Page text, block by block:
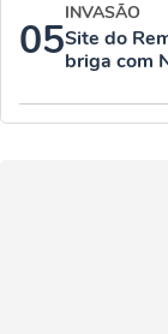
05
INVASÃO
Site do
briga com